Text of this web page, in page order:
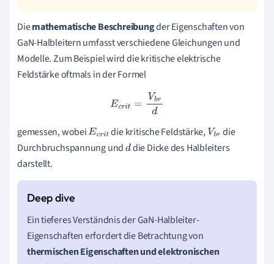
Diemathematische Beschreibungder Eigenschaften von
GaN-Halbleitern umfasst verschiedene Gleichungen und
Modelle. Zum Beispiel wird die kritische elektrische
Feldstärke oftmals in der Formel
E ri =V brd
gemessen, wobeiEcrit die kritische Feldstärke, Vbrdie
Durchbruchspannung undddie Dicke des Halbleiters
darstellt.
Ein tieferes Verständnis der GaN-Halbleiter-
Eigenschaften erfordert die Betrachtung von
thermischen Eigenschaften und elektronischen